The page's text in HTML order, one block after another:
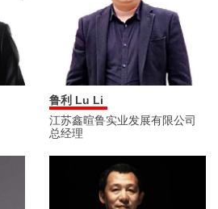
鲁利 Lu Li
江苏鑫暄鲁实业发展有限公司
总经理